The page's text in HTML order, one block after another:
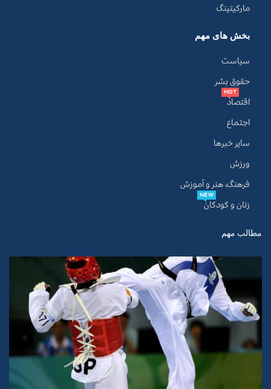
مارکیتینگ
بخش های مهم
سیاست
حقوق بشر
اقتصاد
HOT
اجتماع
سایر خبرها
ورزش
فرهنگ، هنر و آموزش
زنان و کودکان
NEW
مطالب مهم